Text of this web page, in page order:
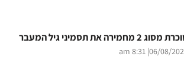
מסוג 2 מחמירה את תסמיני גיל המעבר
06/08/
| 8:31 am